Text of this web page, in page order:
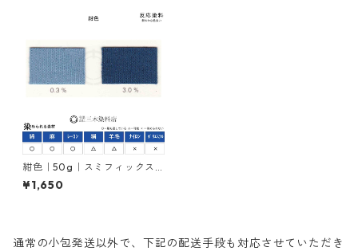
紺色｜50g｜スミフィックス
スープラネビーブルーBF｜反
応染料
¥1,650
通常の小包発送以外で、下記の配送手段も対応させていただき